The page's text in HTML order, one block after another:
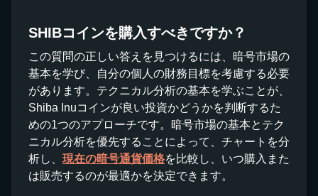
SHIBコインを購入すべきですか？
この質問の正しい答えを見つけるには、暗号市場の
基本を学び、自分の個人の財務目標を考慮する必要
があります。テクニカル分析の基本を学ぶことが、
Shiba Inuコインが良い投資かどうかを判断するた
めの1つのアプローチです。暗号市場の基本とテク
ニカル分析を優先することによって、チャートを分
析し、 現在の暗号通貨価格を比較し、いつ購入また
は販売するのが最適かを決定できます。